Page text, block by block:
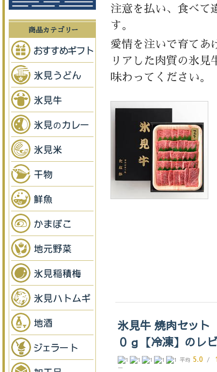
注意を払い、食べて
す。
愛情を注いで育てあ
リアした肉質の氷見
味わってください。
氷見牛 焼肉セット
０ｇ【冷凍】のレ
平均 5.0 /
ー
商品カテゴリー